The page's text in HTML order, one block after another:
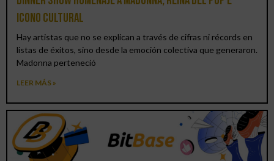
icono cultural
Hay artistas que no se explican a través de cifras ni récords en
listas de éxitos, sino desde la emoción colectiva que generaron.
Madonna perteneció
LEER MÁS »